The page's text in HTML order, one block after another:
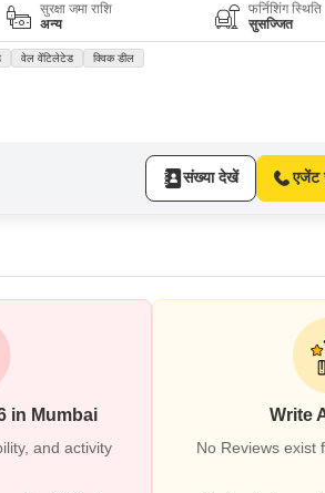
सुरक्षा जमा राशि
अन्य
फर्निशिंग स्थिति
सुसज्जित
वेल वेंटिलेटेड क्विक डील
संख्या देखें एजेंट
in Mumbai
and activity
Write
No Reviews exist